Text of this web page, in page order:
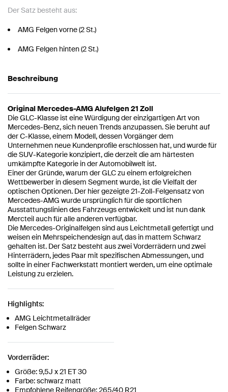
Der Satz besteht aus:
AMG Felgen vorne (2 St.)
AMG Felgen hinten (2 St.)
Beschreibung
Original Mercedes-AMG Alufelgen 21 Zoll
Die GLC-Klasse ist eine Würdigung der einzigartigen Art von
Mercedes-Benz, sich neuen Trends anzupassen. Sie beruht auf
der C-Klasse, einem Modell, dessen Vorgänger dem
Unternehmen neue Kundenprofile erschlossen hat, und wurde für
die SUV-Kategorie konzipiert, die derzeit die am härtesten
umkämpfte Kategorie in der Automobilwelt ist.
Einer der Gründe, warum der GLC zu einem erfolgreichen
Wettbewerber in diesem Segment wurde, ist die Vielfalt der
optischen Optionen. Der hier gezeigte 21-Zoll-Felgensatz von
Mercedes-AMG wurde ursprünglich für die sportlichen
Ausstattungslinien des Fahrzeugs entwickelt und ist nun dank
Mercteil auch für alle anderen verfügbar.
Die Mercedes-Originalfelgen sind aus Leichtmetall gefertigt und
weisen ein Mehrspeichendesign auf, das in mattem Schwarz
gehalten ist. Der Satz besteht aus zwei Vorderrädern und zwei
Hinterrädern, jedes Paar mit spezifischen Abmessungen, und
sollte in einer Fachwerkstatt montiert werden, um eine optimale
Leistung zu erzielen.
Highlights:
AMG Leichtmetallräder
Felgen Schwarz
Vorderräder:
Größe: 9,5J x 21 ET 30
Farbe: schwarz matt
Empfohlene Reifengröße: 265/40 R21